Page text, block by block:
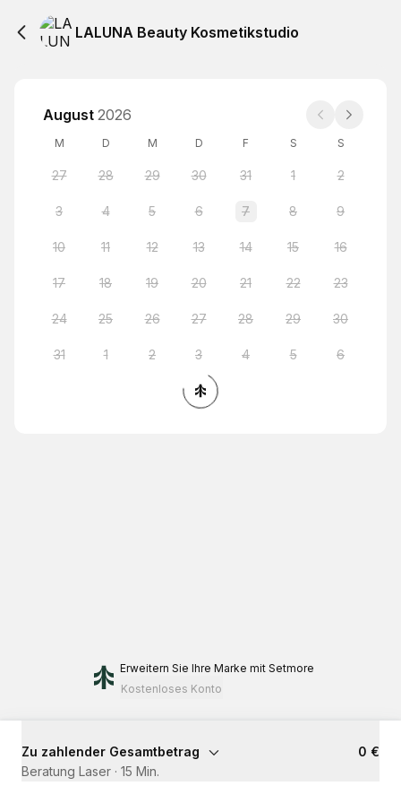
LALUNA Beauty Kosmetikstudio
August 2026
M D M D F S S
27 28 29 30 31 1 2
3 4 5 6 7 8 9
10 11 12 13 14 15 16
17 18 19 20 21 22 23
24 25 26 27 28 29 30
31 1 2 3 4 5 6
Erweitern Sie Ihre Marke mit Setmore
Kostenloses Konto
Zu zahlender Gesamtbetrag
0 €
Beratung Laser · 15 Min.